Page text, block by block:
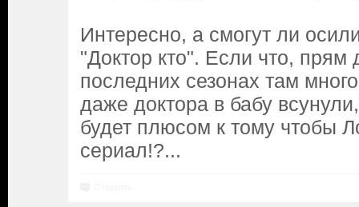
Интересно, а смогут ли
"Доктор кто". Если что, прям
последних сезонах там
даже доктора в бабу
будет плюсом к тому чтобы
сериал!?...